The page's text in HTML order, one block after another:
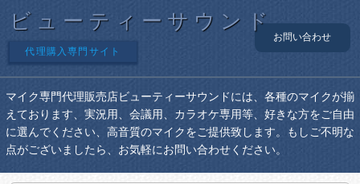
ビューティーサウンド
代理購入専門サイト
お問い合わせ
マイク専門代理販売店ビューティーサウンドには、各種のマイクが揃
えております、実況用、会議用、カラオケ専用等、好きな方をご自由
に選んでください、高音質のマイクをご提供致します。もしご不明な
点がございましたら、お気軽にお問い合わせください。